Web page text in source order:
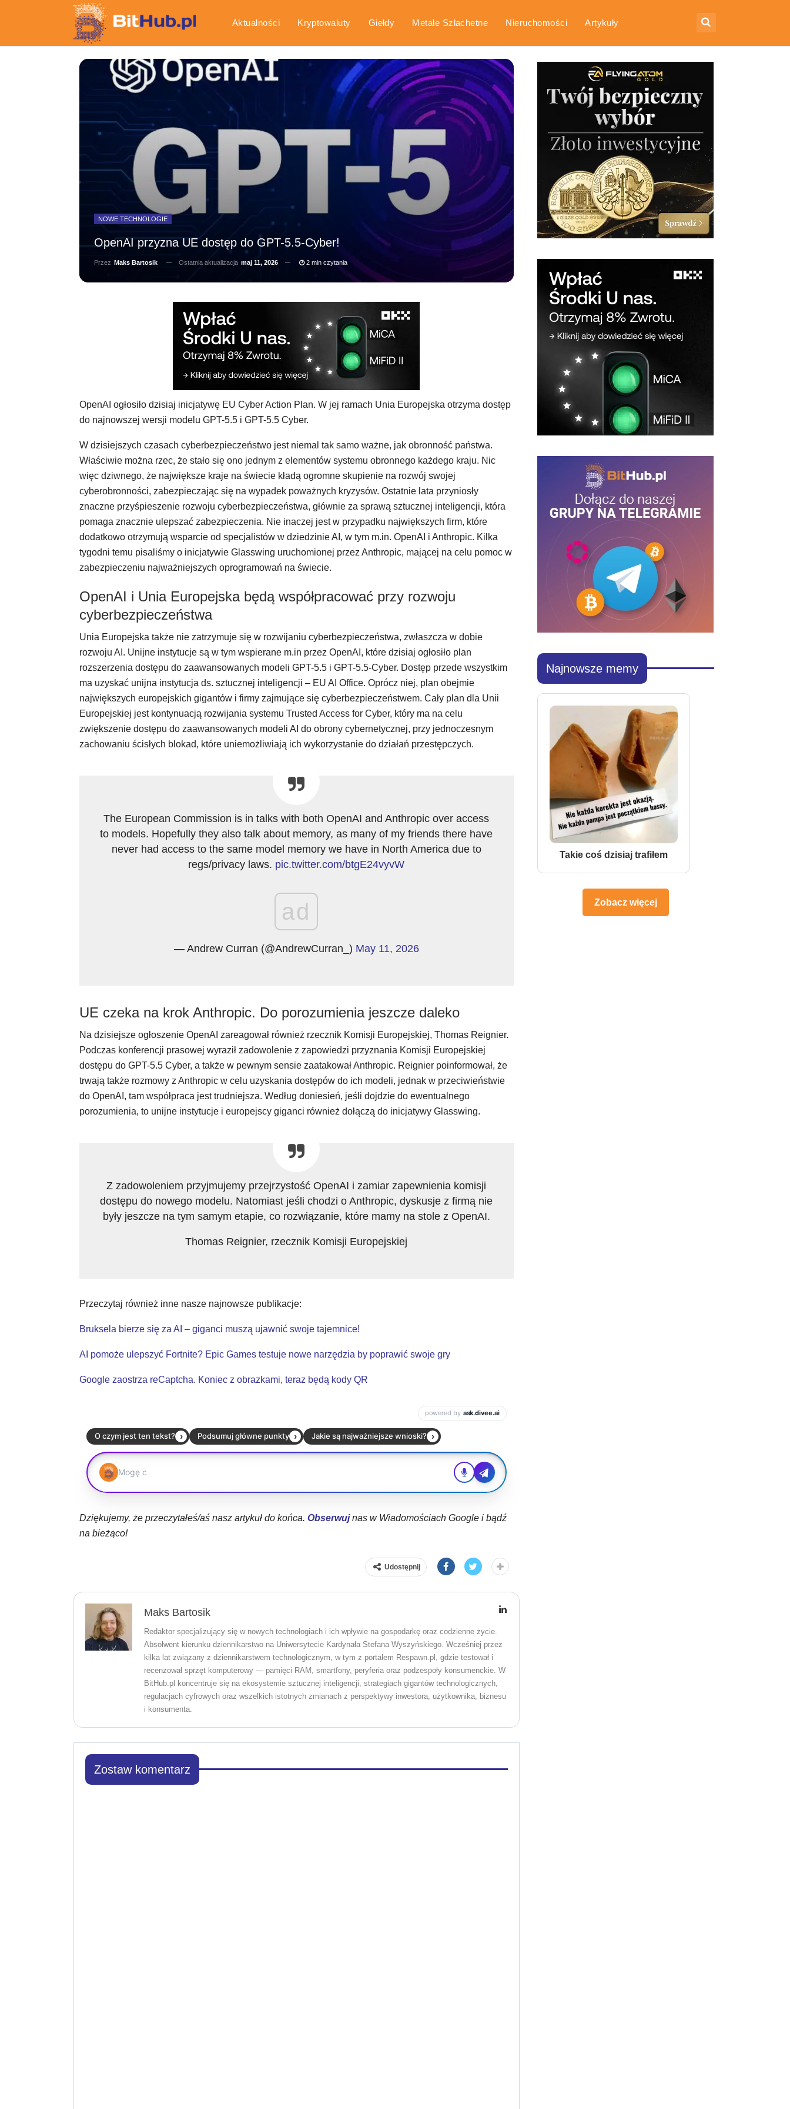
Aktualności Kryptowaluty Giełdy Metale Szlachetne Nieruchomości Artykuły
Gospodarka Poradniki
NOWE TECHNOLOGIE
OpenAI przyzna UE dostęp do GPT-5.5-Cyber!
Przez Maks Bartosik Ostatnia aktualizacja maj 11, 2026 2 min czytania
OpenAI ogłosiło dzisiaj inicjatywę EU Cyber Action Plan. W jej ramach Unia Europejska otrzyma dostęp
do najnowszej wersji modelu GPT-5.5 i GPT-5.5 Cyber.
W dzisiejszych czasach cyberbezpieczeństwo jest niemal tak samo ważne, jak obronność państwa.
Właściwie można rzec, że stało się ono jednym z elementów systemu obronnego każdego kraju. Nic
więc dziwnego, że największe kraje na świecie kładą ogromne skupienie na rozwój swojej
cyberobronności, zabezpieczając się na wypadek poważnych kryzysów. Ostatnie lata przyniosły
znaczne przyśpieszenie rozwoju cyberbezpieczeństwa, głównie za sprawą sztucznej inteligencji, która
pomaga znacznie ulepszać zabezpieczenia. Nie inaczej jest w przypadku największych firm, które
dodatkowo otrzymują wsparcie od specjalistów w dziedzinie AI, w tym m.in. OpenAI i Anthropic. Kilka
tygodni temu pisaliśmy o inicjatywie Glasswing uruchomionej przez Anthropic, mającej na celu pomoc w
zabezpieczeniu najważniejszych oprogramowań na świecie.
OpenAI i Unia Europejska będą współpracować przy rozwoju
cyberbezpieczeństwa
Unia Europejska także nie zatrzymuje się w rozwijaniu cyberbezpieczeństwa, zwłaszcza w dobie
rozwoju AI. Unijne instytucje są w tym wspierane m.in przez OpenAI, które dzisiaj ogłosiło plan
rozszerzenia dostępu do zaawansowanych modeli GPT-5.5 i GPT-5.5-Cyber. Dostęp przede wszystkim
ma uzyskać unijna instytucja ds. sztucznej inteligencji – EU AI Office. Oprócz niej, plan obejmie
największych europejskich gigantów i firmy zajmujące się cyberbezpieczeństwem. Cały plan dla Unii
Europejskiej jest kontynuacją rozwijania systemu Trusted Access for Cyber, który ma na celu
zwiększenie dostępu do zaawansowanych modeli AI do obrony cybernetycznej, przy jednoczesnym
zachowaniu ścisłych blokad, które uniemożliwiają ich wykorzystanie do działań przestępczych.
The European Commission is in talks with both OpenAI and Anthropic over access
to models. Hopefully they also talk about memory, as many of my friends there have
never had access to the same model memory we have in North America due to
regs/privacy laws. pic.twitter.com/btgE24vyvW
ad
— Andrew Curran (@AndrewCurran_) May 11, 2026
UE czeka na krok Anthropic. Do porozumienia jeszcze daleko
Na dzisiejsze ogłoszenie OpenAI zareagował również rzecznik Komisji Europejskiej, Thomas Reignier.
Podczas konferencji prasowej wyraził zadowolenie z zapowiedzi przyznania Komisji Europejskiej
dostępu do GPT-5.5 Cyber, a także w pewnym sensie zaatakował Anthropic. Reignier poinformował, że
trwają także rozmowy z Anthropic w celu uzyskania dostępów do ich modeli, jednak w przeciwieństwie
do OpenAI, tam współpraca jest trudniejsza. Według doniesień, jeśli dojdzie do ewentualnego
porozumienia, to unijne instytucje i europejscy giganci również dołączą do inicjatywy Glasswing.
Z zadowoleniem przyjmujemy przejrzystość OpenAI i zamiar zapewnienia komisji
dostępu do nowego modelu. Natomiast jeśli chodzi o Anthropic, dyskusje z firmą nie
były jeszcze na tym samym etapie, co rozwiązanie, które mamy na stole z OpenAI.
Thomas Reignier, rzecznik Komisji Europejskiej
Przeczytaj również inne nasze najnowsze publikacje:
Bruksela bierze się za AI – giganci muszą ujawnić swoje tajemnice!
AI pomoże ulepszyć Fortnite? Epic Games testuje nowe narzędzia by poprawić swoje gry
Google zaostrza reCaptcha. Koniec z obrazkami, teraz będą kody QR
Dziękujemy, że przeczytałeś/aś nasz artykuł do końca. Obserwujnas w Wiadomościach Google i bądź
na bieżąco!
Udostępnij
Maks Bartosik
Redaktor specjalizujący się w nowych technologiach i ich wpływie na gospodarkę oraz codzienne życie.
Absolwent kierunku dziennikarstwo na Uniwersytecie Kardynała Stefana Wyszyńskiego. Wcześniej przez
kilka lat związany z dziennikarstwem technologicznym, w tym z portalem Respawn.pl, gdzie testował i
recenzował sprzęt komputerowy — pamięci RAM, smartfony, peryferia oraz podzespoły konsumenckie. W
BitHub.pl koncentruje się na ekosystemie sztucznej inteligencji, strategiach gigantów technologicznych,
regulacjach cyfrowych oraz wszelkich istotnych zmianach z perspektywy inwestora, użytkownika, biznesu
i konsumenta.
Zostaw komentarz
Najnowsze memy
Takie coś dzisiaj trafiłem
Zobacz więcej